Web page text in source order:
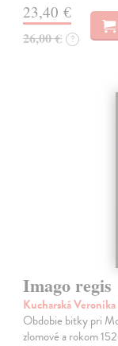
23,40 €
26,00 € ?
Imago regis
Kucharská Veronika
Obdobie bitky pri
zlomové a rokom